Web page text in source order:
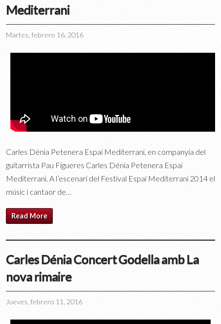
Mediterrani
Martes, febrero 16, 2016
Carles Dénia Petenera Espai Mediterrani, en companyia del
guitarrista Pau Figueres Carles Dénia Petenera Espai
Mediterrani. A l’escenari del Festival Espai Mediterrani 2014 el
músic i cantaor de…
Read More
Carles Dénia Concert Godella amb La
nova rimaire
Jueves, febrero 11, 2016